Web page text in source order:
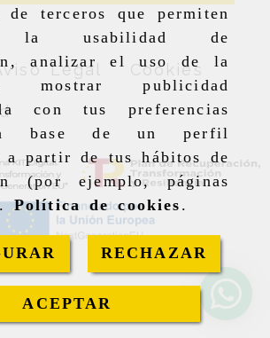
de terceros que permiten
la usabilidad de
analizar el uso de la
publicidad
con tus preferencias
base de un perfil
a partir de tus hábitos de
(por ejemplo, páginas
Política de cookies .
RECHAZAR
ACEPTAR
Legal Cookies